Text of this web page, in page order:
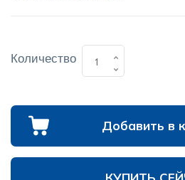
Количество
Добавить в